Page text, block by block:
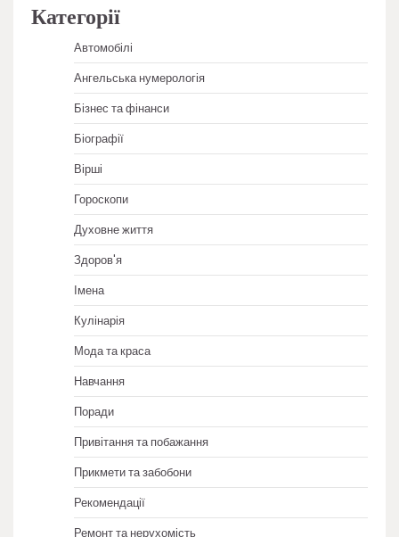
Категорії
Автомобілі
Ангельська нумерологія
Бізнес та фінанси
Біографії
Вірші
Гороскопи
Духовне життя
Здоров'я
Імена
Кулінарія
Мода та краса
Навчання
Поради
Привітання та побажання
Прикмети та забобони
Рекомендації
Ремонт та нерухомість